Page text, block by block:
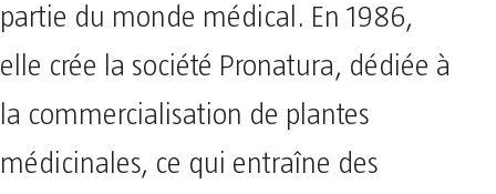
partie du monde médical. En 1986,
elle crée la société Pronatura, dédiée à
la commercialisation de plantes
médicinales, ce qui entraîne des